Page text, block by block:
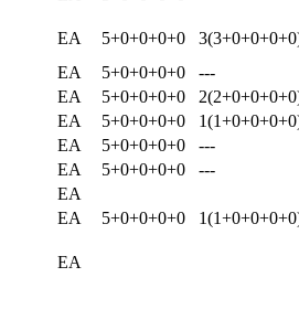
EA 5+0+0+0+0
EA 5+0+0+0+0
---
EA 5+0+0+0+0
EA 5+0+0+0+0
EA 5+0+0+0+0
---
EA 5+0+0+0+0
---
EA
EA 5+0+0+0+0
EA